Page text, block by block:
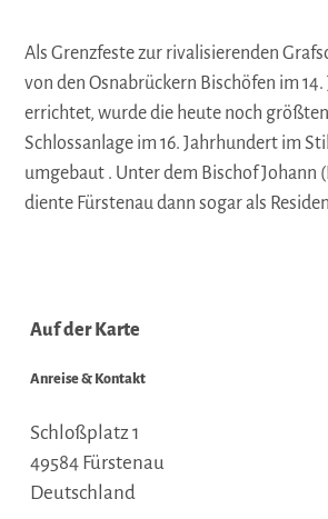
Als Grenzfeste zur rivalisierenden
von den Osnabrückern Bischöfen im
errichtet, wurde die heute noch
Schlossanlage im 16. Jahrhundert im
umgebaut . Unter dem Bischof Johann
diente Fürstenau dann sogar als
Auf der Karte
Anreise & Kontakt
Schloßplatz 1
49584 Fürstenau
Deutschland